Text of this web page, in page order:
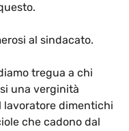
al sindacato.
tregua a chi
una verginità
lavoratore dimentichi
che cadono dal